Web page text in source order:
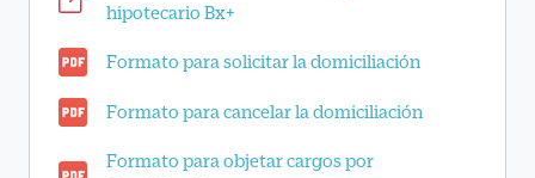
hipotecario Bx+
Formato para solicitar la domiciliación
Formato para cancelar la domiciliación
Formato para objetar cargos por